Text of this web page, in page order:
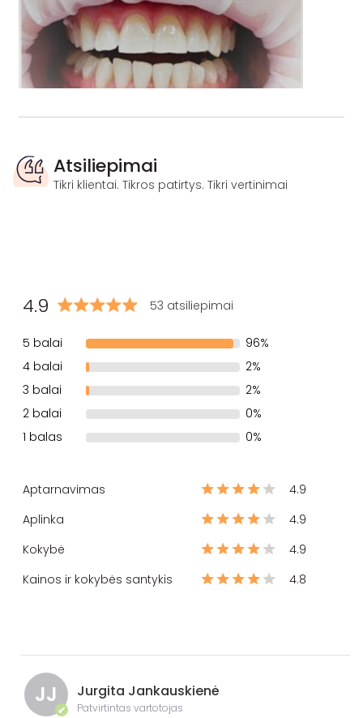
Atsiliepimai
Tikri klientai. Tikros patirtys. Tikri vertinimai
4.9 53 atsiliepimai
5 balai
96%
4 balai
2%
3 balai
2%
2 balai
0%
1 balas
0%
Aptarnavimas
4.9
Aplinka
4.9
Kokybė
4.9
Kainos ir kokybės santykis
4.8
JJ
✔
Jurgita Jankauskienė
Patvirtintas vartotojas